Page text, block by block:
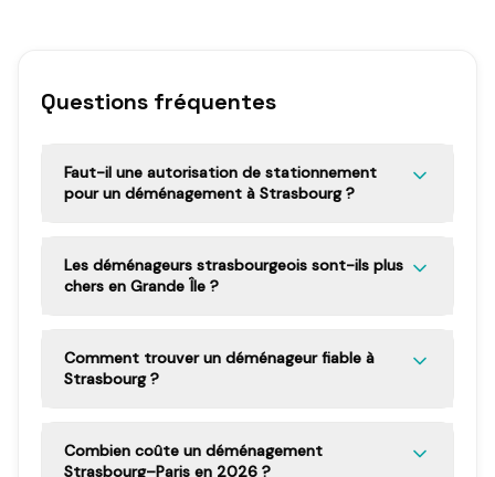
Questions fréquentes
Faut-il une autorisation de stationnement
pour un déménagement à Strasbourg ?
Les déménageurs strasbourgeois sont-ils plus
chers en Grande Île ?
Comment trouver un déménageur fiable à
Strasbourg ?
Combien coûte un déménagement
Strasbourg–Paris en 2026 ?